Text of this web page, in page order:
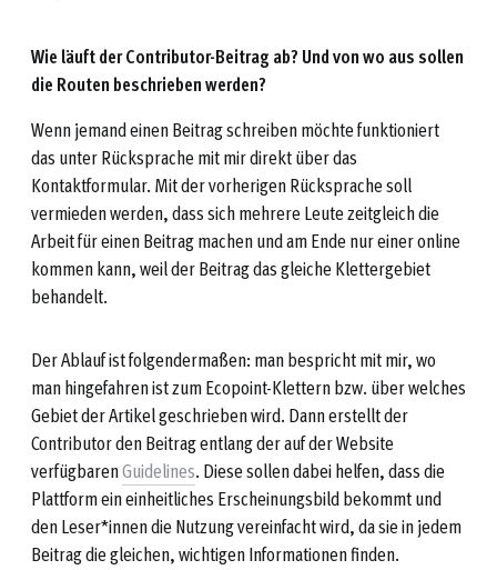
Wie läuft der Contributor-Beitrag ab? Und von wo aus sollen
die Routen beschrieben werden?
Wenn jemand einen Beitrag schreiben möchte funktioniert
das unter Rücksprache mit mir direkt über das
Kontaktformular. Mit der vorherigen Rücksprache soll
vermieden werden, dass sich mehrere Leute zeitgleich die
Arbeit für einen Beitrag machen und am Ende nur einer online
kommen kann, weil der Beitrag das gleiche Klettergebiet
behandelt.
Der Ablauf ist folgendermaßen: man bespricht mit mir, wo
man hingefahren ist zum Ecopoint-Klettern bzw. über welches
Gebiet der Artikel geschrieben wird. Dann erstellt der
Contributor den Beitrag entlang der auf der Website
verfügbarenGuidelines. Diese sollen dabei helfen, dass die
Plattform ein einheitliches Erscheinungsbild bekommt und
den Leser*innen die Nutzung vereinfacht wird, da sie in jedem
Beitrag die gleichen, wichtigen Informationen finden.